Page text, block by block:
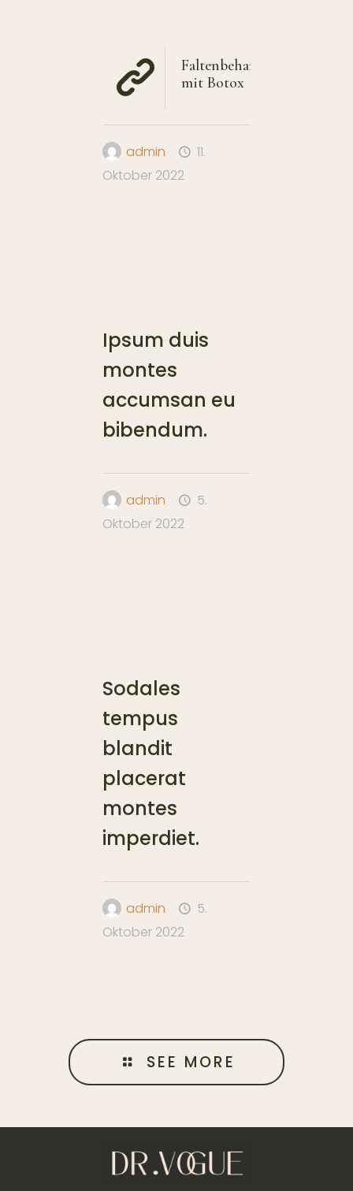
Faltenbehandlung
mit Botox
admin
11.
Oktober 2022
Ipsum duis
montes
accumsan eu
bibendum.
admin
5.
Oktober 2022
Sodales
tempus
blandit
placerat
montes
imperdiet.
admin
5.
Oktober 2022
SEE MORE